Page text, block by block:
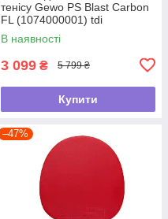
тенісу Gewo PS Blast Carbon
FL (1074000001) tdi
В наявності
3 099 ₴ 5 799 ₴
Купити
–47%